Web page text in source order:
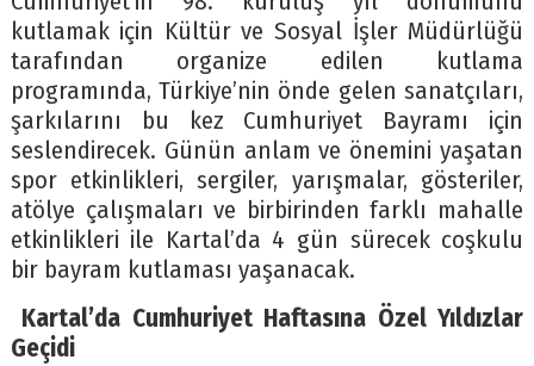
kutlamak için Kültür ve Sosyal İşler Müdürlüğü
tarafından organize edilen kutlama
programında, Türkiye’nin önde gelen sanatçıları,
şarkılarını bu kez Cumhuriyet Bayramı için
seslendirecek. Günün anlam ve önemini yaşatan
spor etkinlikleri, sergiler, yarışmalar, gösteriler,
atölye çalışmaları ve birbirinden farklı mahalle
etkinlikleri ile Kartal’da 4 gün sürecek coşkulu
bir bayram kutlaması yaşanacak.
Kartal’da Cumhuriyet Haftasına Özel Yıldızlar
Geçidi